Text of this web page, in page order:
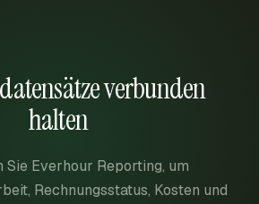
verbunden
halten
Sie Everhour Reporting, um
Rechnungsstatus, Kosten und